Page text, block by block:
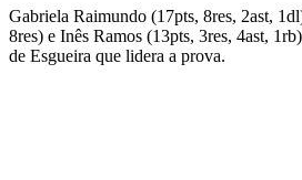
Gabriela Raimundo (17pts, 8res, 2ast,
8res) e Inês Ramos (13pts, 3res, 4ast,
de Esgueira que lidera a prova.